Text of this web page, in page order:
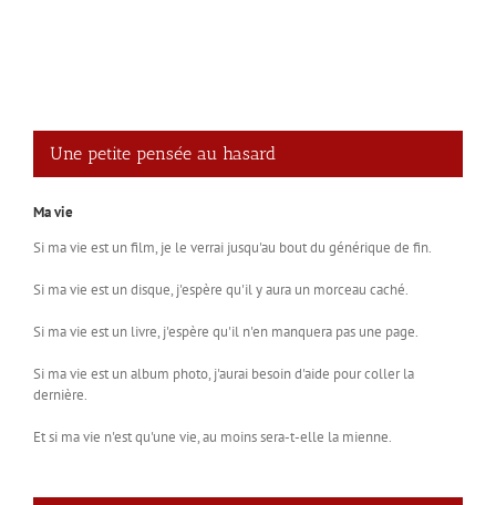
Une petite pensée au hasard
Ma vie
Si ma vie est un film, je le verrai jusqu'au bout du générique de fin.
Si ma vie est un disque, j'espère qu'il y aura un morceau caché.
Si ma vie est un livre, j'espère qu'il n'en manquera pas une page.
Si ma vie est un album photo, j'aurai besoin d'aide pour coller la
dernière.
Et si ma vie n'est qu'une vie, au moins sera-t-elle la mienne.